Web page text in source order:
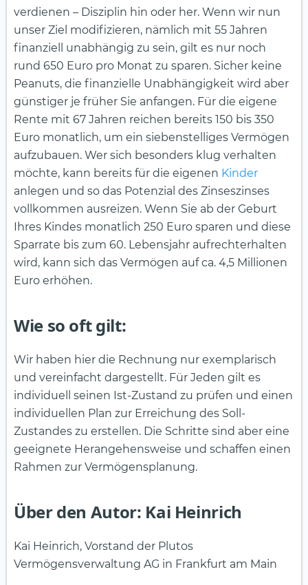
verdienen – Disziplin hin oder her. Wenn wir nun
unser Ziel modifizieren, nämlich mit 55 Jahren
finanziell unabhängig zu sein, gilt es nur noch
rund 650 Euro pro Monat zu sparen. Sicher keine
Peanuts, die finanzielle Unabhängigkeit wird aber
günstiger je früher Sie anfangen. Für die eigene
Rente mit 67 Jahren reichen bereits 150 bis 350
Euro monatlich, um ein siebenstelliges Vermögen
aufzubauen. Wer sich besonders klug verhalten
möchte, kann bereits für die eigenen Kinder
anlegen und so das Potenzial des Zinseszinses
vollkommen ausreizen. Wenn Sie ab der Geburt
Ihres Kindes monatlich 250 Euro sparen und diese
Sparrate bis zum 60. Lebensjahr aufrechterhalten
wird, kann sich das Vermögen auf ca. 4,5 Millionen
Euro erhöhen.
Wie so oft gilt:
Wir haben hier die Rechnung nur exemplarisch
und vereinfacht dargestellt. Für Jeden gilt es
individuell seinen Ist-Zustand zu prüfen und einen
individuellen Plan zur Erreichung des Soll-
Zustandes zu erstellen. Die Schritte sind aber eine
geeignete Herangehensweise und schaffen einen
Rahmen zur Vermögensplanung.
Über den Autor: Kai Heinrich
Kai Heinrich, Vorstand der Plutos
Vermögensverwaltung AG in Frankfurt am Main